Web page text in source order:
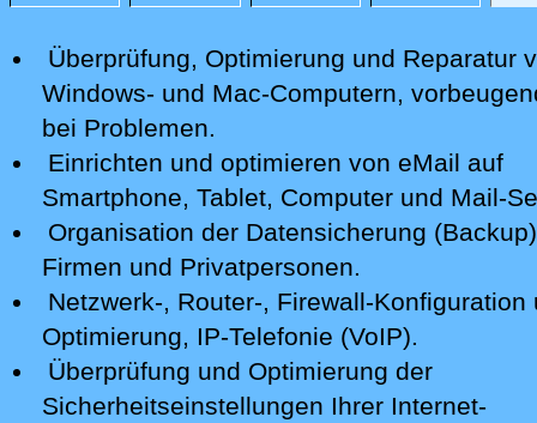
Installation / Konfiguration
Überprüfung, Optimierung und Reparatur
Windows- und Mac-Computern,
bei Problemen.
Einrichten und optimieren von eMail auf
Smartphone, Tablet, Computerund Mail-
Organisation der Datensicherung
Firmen und Privatpersonen.
Netzwerk-, Router-, Firewall-Konfiguration
Optimierung, IP-Telefonie (VoIP).
Überprüfung und Optimierung der
Sicherheitseinstellungen Ihrer Internet-